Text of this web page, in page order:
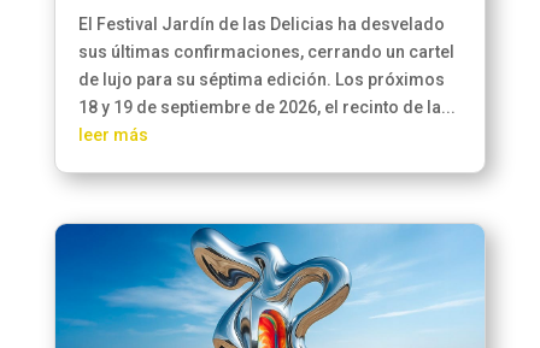
El Festival Jardín de las Delicias ha desvelado
sus últimas confirmaciones, cerrando un cartel
de lujo para su séptima edición. Los próximos
18 y 19 de septiembre de 2026, el recinto de la...
leer más